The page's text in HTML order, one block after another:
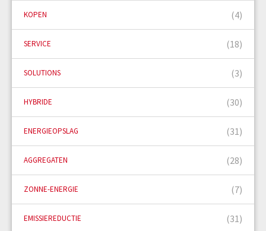
KOPEN (4)
SERVICE (18)
SOLUTIONS (3)
HYBRIDE (30)
ENERGIEOPSLAG (31)
AGGREGATEN (28)
ZONNE-ENERGIE (7)
EMISSIEREDUCTIE (31)